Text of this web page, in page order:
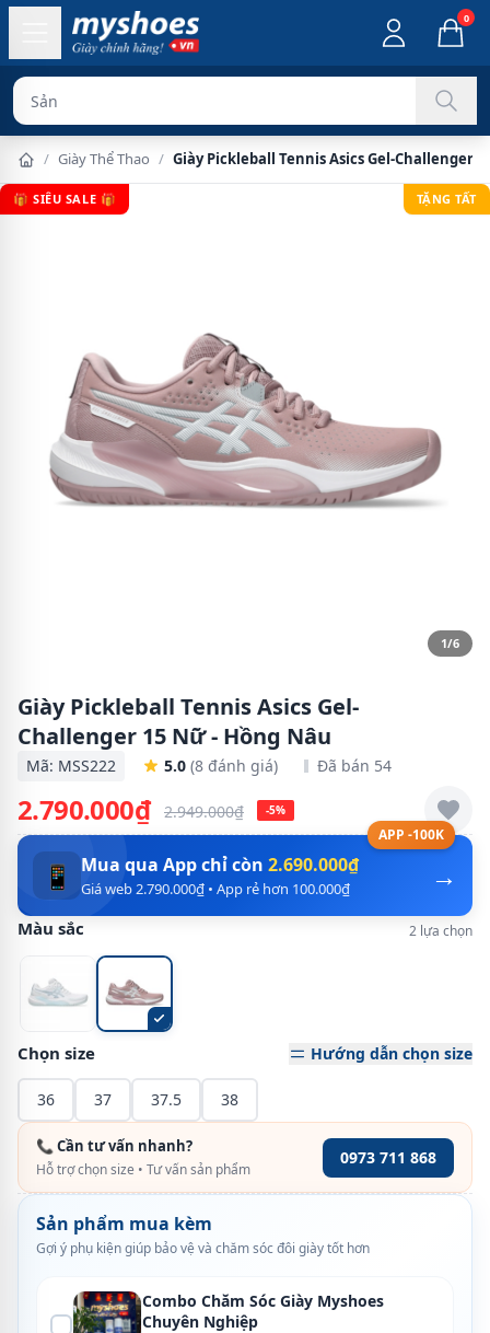
0
Sản phẩm chính
/ Giày Thể Thao / Giày Pickleball Tennis Asics Gel-Challenger
🎁 SIÊU SALE 🎁 TẶNG TẤT
1/6
Giày Pickleball Tennis Asics Gel-
Challenger 15 Nữ - Hồng Nâu
Mã: MSS222 5.0 (8 đánh giá) Đã bán 54
2.790.000₫ 2.949.000₫ -5%
APP -100K
→
📱 Mua qua App chỉ còn 2.690.000₫
Giá web 2.790.000₫ • App rẻ hơn 100.000₫
Màu sắc 2 lựa chọn
Chọn size Hướng dẫn chọn size
36 37 37.5 38
📞 Cần tư vấn nhanh?
Hỗ trợ chọn size • Tư vấn sản phẩm
0973 711 868
Sản phẩm mua kèm
Gợi ý phụ kiện giúp bảo vệ và chăm sóc đôi giày tốt hơn
Combo Chăm Sóc Giày Myshoes
Chuyên Nghiệp